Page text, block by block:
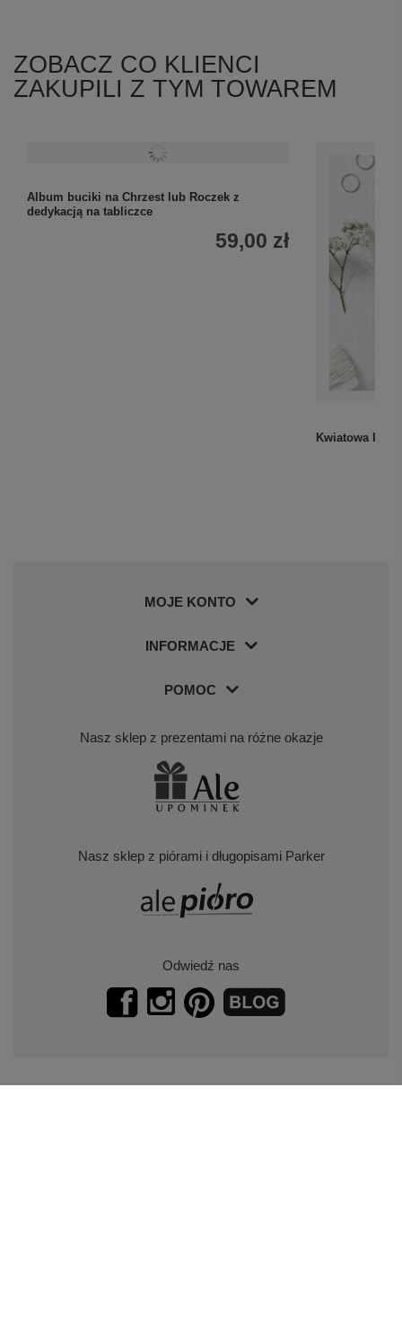
ZOBACZ CO KLIENCI
ZAKUPILI Z TYM TOWAREM
Kwiatowa
MOJE KONTO
INFORMACJE
POMOC
Nasz sklep z prezentami na różne okazje
Nasz sklep z piórami i długopisami Parker
Odwiedź nas